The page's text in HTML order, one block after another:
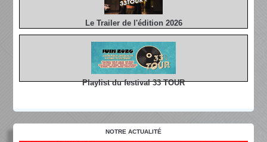
Le Trailer de l'édition 2026
Playlist du festival 33 TOUR
NOTRE ACTUALITÉ